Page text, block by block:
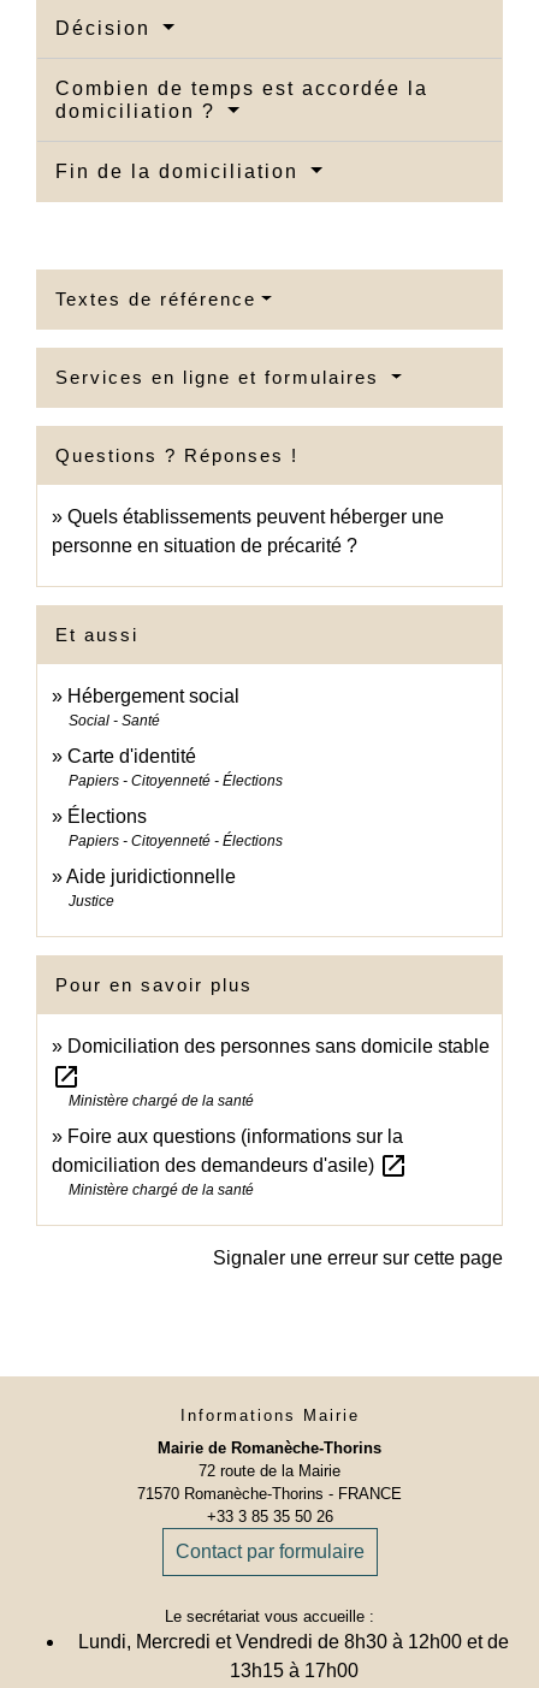
Décision
Combien de temps est accordée la
domiciliation ?
Fin de la domiciliation
Textes de référence
Services en ligne et formulaires
Questions ? Réponses !
Quels établissements peuvent héberger une
personne en situation de précarité ?
Et aussi
Hébergement social
Social - Santé
Carte d'identité
Papiers - Citoyenneté - Élections
Élections
Papiers - Citoyenneté - Élections
Aide juridictionnelle
Justice
Pour en savoir plus
Domiciliation des personnes sans domicile stable
open_in_new
Ministère chargé de la santé
Foire aux questions (informations sur la
domiciliation des demandeurs d'asile) open_in_new
Ministère chargé de la santé
Signaler une erreur sur cette page
Informations Mairie
Mairie de Romanèche-Thorins
72 route de la Mairie
71570 Romanèche-Thorins - FRANCE
+33 3 85 35 50 26
Contact par formulaire
Le secrétariat vous accueille :
Lundi, Mercredi et Vendredi de 8h30 à 12h00 et de
13h15 à 17h00